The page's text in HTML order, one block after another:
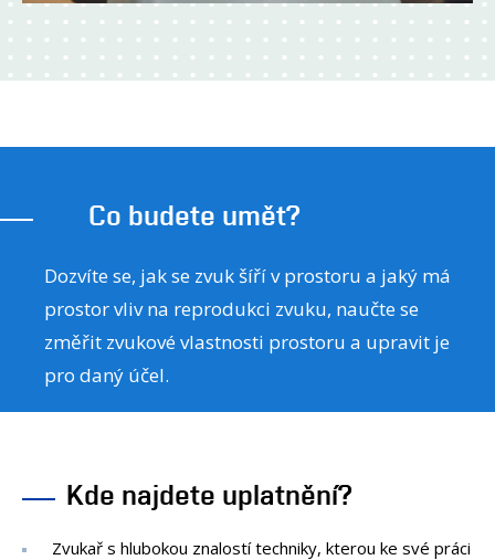
Co budete umět?
Dozvíte se, jak se zvuk šíří v prostoru a jaký má
prostor vliv na reprodukci zvuku, naučte se
změřit zvukové vlastnosti prostoru a upravit je
pro daný účel.
Kde najdete uplatnění?
Zvukař s hlubokou znalostí techniky, kterou ke své práci